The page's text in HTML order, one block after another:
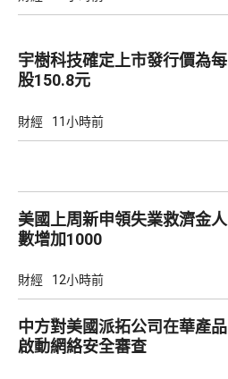
宇樹科技確定上市發行價為每
股150.8元
財經 11小時前
美國上周新申領失業救濟金人
數增加1000
財經 12小時前
中方對美國派拓公司在華產品
啟動網絡安全審查